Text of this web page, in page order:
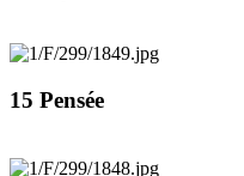
15 Pensée